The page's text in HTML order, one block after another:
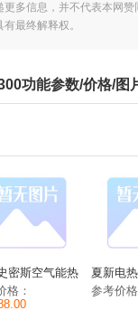
多信息，并不代表本网
最终解释权。
功能参数/价格/图
密斯空气能热
50D1.0A功
/价格/图片
格：
夏新电
国色天
格/图片
参考价